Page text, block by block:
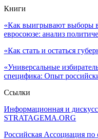
Книги
«Как выигрывают выборы
евросоюзе: анализ
«Как стать и остаться
«Универсальные
специфика: Опыт
Ссылки
Информационная и
STRATAGEMA.ORG
Российская Ассоциация по